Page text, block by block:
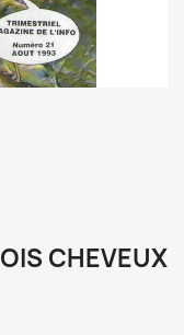
CHEVEUX